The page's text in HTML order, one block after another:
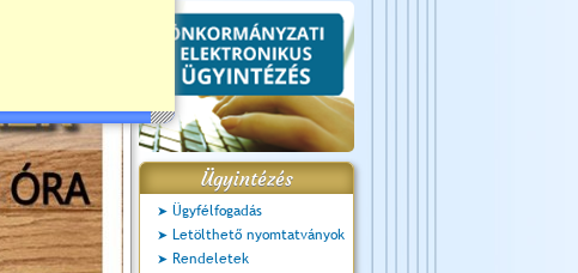
Sportnap
2026.08.19.
Ceglédi fotóklub kiállítás
2026.08.20.
Szent István Ünnepe
Ügyintézés
Ügyfélfogadás
Letölthető nyomtatványok
Rendeletek